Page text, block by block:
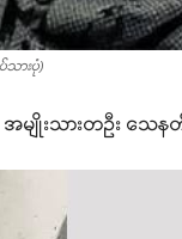
ားပုံ)
မျိုးသားတဦး သေ